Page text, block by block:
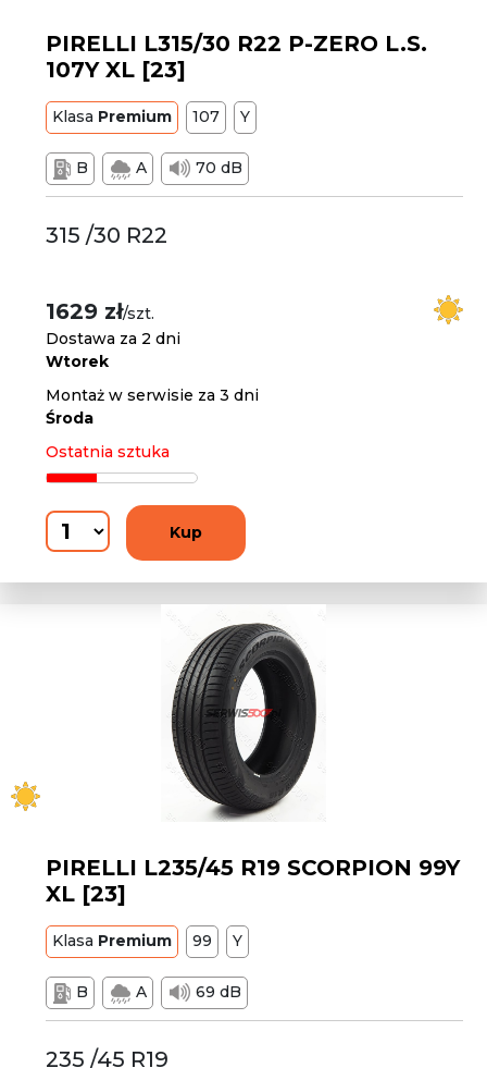
PIRELLI L315/30 R22 P-ZERO L.S.
107Y XL [23]
Klasa Premium 107 Y
B A 70 dB
315 /30 R22
1629 zł/szt.
Dostawa za 2 dni
Wtorek
Montaż w serwisie za 3 dni
Środa
Ostatnia sztuka
Kup
PIRELLI L235/45 R19 SCORPION 99Y
XL [23]
Klasa Premium 99 Y
B A 69 dB
235 /45 R19